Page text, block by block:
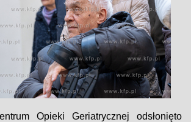
Opieki Geriatrycznej odsłonięto